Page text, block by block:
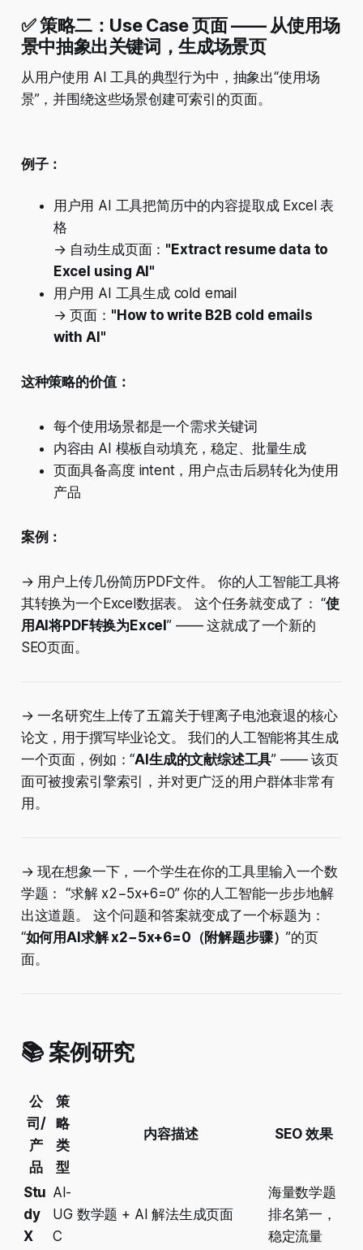
✅ 策略二：Use Case 页面 —— 从使用场
景中抽象出关键词，生成场景页
从用户使用 AI 工具的典型行为中，抽象出“使用场
景”，并围绕这些场景创建可索引的页面。
例子：
用户用 AI 工具把简历中的内容提取成 Excel 表
格
→ 自动生成页面： "Extract resume data to
Excel using AI"
用户用 AI 工具生成 cold email
→ 页面： "How to write B2B cold emails
with AI"
这种策略的价值：
每个使用场景都是一个需求关键词
内容由 AI 模板自动填充，稳定、批量生成
页面具备高度 intent，用户点击后易转化为使用
产品
案例：
→ 用户上传几份简历PDF文件。 你的人工智能工具将
其转换为一个Excel数据表。 这个任务就变成了： “使
用AI将PDF转换为Excel” —— 这就成了一个新的
SEO页面。
→ 一名研究生上传了五篇关于锂离子电池衰退的核心
论文，用于撰写毕业论文。 我们的人工智能将其生成
一个页面，例如：“AI生成的文献综述工具” —— 该页
面可被搜索引擎索引，并对更广泛的用户群体非常有
用。
→ 现在想象一下，一个学生在你的工具里输入一个数
学题： “求解 x2−5x+6=0” 你的人工智能一步步地解
出这道题。 这个问题和答案就变成了一个标题为：
“如何用AI求解 x2−5x+6=0（附解题步骤）”的页
面。
📚 案例研究
公
司/
产
品
策
略
类
型
内容描述 SEO 效果
Stu
dy
X
AI-
UG
C
数学题 + AI 解法生成页面
海量数学题
排名第一，
稳定流量